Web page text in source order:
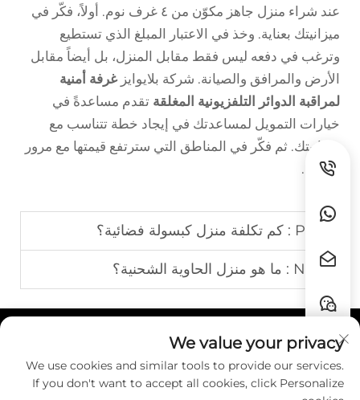
عند شراء منزل جاهز مكوّن من ٤ غرف نوم. أولاً، فكّر في
ميزانيتك بعناية. وخذ في الاعتبار المبلغ الذي تستطيع
وترغب في دفعه ليس فقط مقابل المنزل، بل أيضاً مقابل
الأرض والمرافق والصيانة. شركة بلايوايز غرفة أمنية
لمراقبة الدوائر التلفزيونية المغلقة تقدم مساعدةً في
خيارات التمويل لمساعدتك في إيجاد خطة تتناسب مع
ميزانيتك. ثم فكّر في المناطق التي سترتفع قيمتها مع مرور
الوقت.
Prev : كم تكلفة منزل كبسولة فضائية؟
Next : ما هو منزل الحاوية الشحنية؟
روابط سريعة
اتصل بنا
We value your privacy
We use cookies and similar tools to provide our services.
If you don't want to accept all cookies, click Personalize